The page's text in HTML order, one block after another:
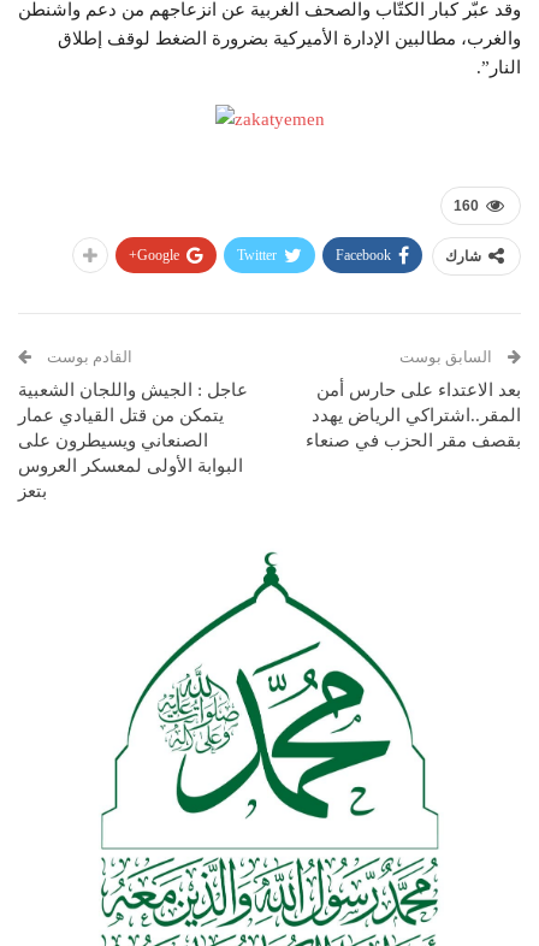
وقد عبّر كبار الكتّاب والصحف الغربية عن انزعاجهم من دعم واشنطن
والغرب، مطالبين الإدارة الأميركية بضرورة الضغط لوقف إطلاق
النار”.
160
شارك Facebook
Twitter
Google+
السابق بوست
بعد الاعتداء على حارس أمن
المقر..اشتراكي الرياض يهدد
بقصف مقر الحزب في صنعاء
القادم بوست
عاجل : الجيش واللجان الشعبية
يتمكن من قتل القيادي عمار
الصنعاني ويسيطرون على
البوابة الأولى لمعسكر العروس
بتعز